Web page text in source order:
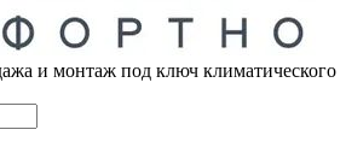
и монтаж под ключ климатического